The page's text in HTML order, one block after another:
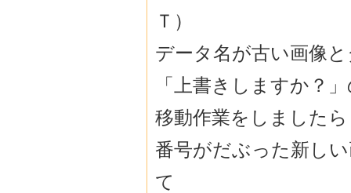
Ｔ）
データ名が古い画像
「上書きしますか？
移動作業をしましたら
番号がだぶった新し
て